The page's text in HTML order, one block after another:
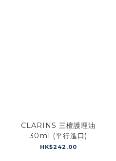
CLARINS 三檀護理油
30ml (平行進口)
HK$242.00